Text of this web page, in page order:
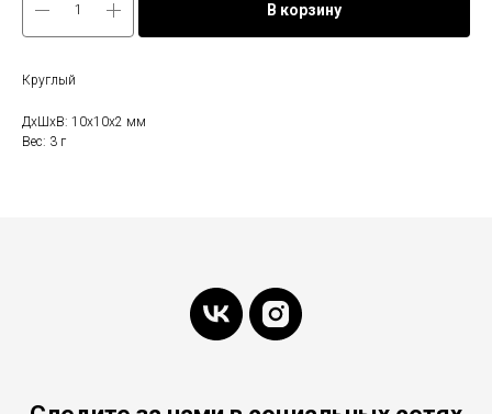
В корзину
Круглый
ДxШxВ: 10x10x2 мм
Вес: 3 г